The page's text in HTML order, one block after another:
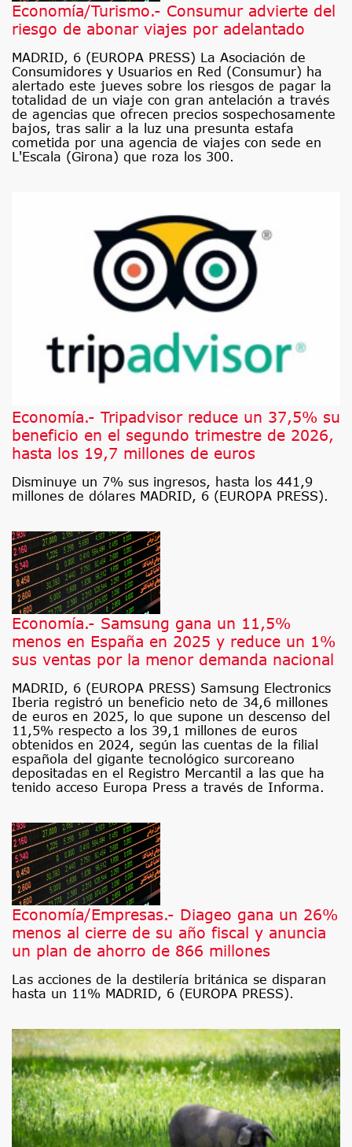
Economía/Turismo.- Consumur advierte del
riesgo de abonar viajes por adelantado
MADRID, 6 (EUROPA PRESS) La Asociación de
Consumidores y Usuarios en Red (Consumur) ha
alertado este jueves sobre los riesgos de pagar la
totalidad de un viaje con gran antelación a través
de agencias que ofrecen precios sospechosamente
bajos, tras salir a la luz una presunta estafa
cometida por una agencia de viajes con sede en
L'Escala (Girona) que roza los 300.
Economía.- Tripadvisor reduce un 37,5% su
beneficio en el segundo trimestre de 2026,
hasta los 19,7 millones de euros
Disminuye un 7% sus ingresos, hasta los 441,9
millones de dólares MADRID, 6 (EUROPA PRESS).
Economía.- Samsung gana un 11,5%
menos en España en 2025 y reduce un 1%
sus ventas por la menor demanda nacional
MADRID, 6 (EUROPA PRESS) Samsung Electronics
Iberia registró un beneficio neto de 34,6 millones
de euros en 2025, lo que supone un descenso del
11,5% respecto a los 39,1 millones de euros
obtenidos en 2024, según las cuentas de la filial
española del gigante tecnológico surcoreano
depositadas en el Registro Mercantil a las que ha
tenido acceso Europa Press a través de Informa.
Economía/Empresas.- Diageo gana un 26%
menos al cierre de su año fiscal y anuncia
un plan de ahorro de 866 millones
Las acciones de la destilería británica se disparan
hasta un 11% MADRID, 6 (EUROPA PRESS).